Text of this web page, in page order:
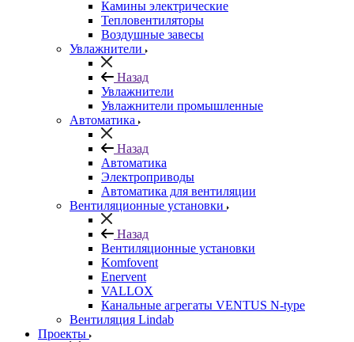
Камины электрические
Тепловентиляторы
Воздушные завесы
Увлажнители
Назад
Увлажнители
Увлажнители промышленные
Автоматика
Назад
Автоматика
Электроприводы
Автоматика для вентиляции
Вентиляционные установки
Назад
Вентиляционные установки
Komfovent
Enervent
VALLOX
Канальные агрегаты VENTUS N-type
Вентиляция Lindab
Проекты